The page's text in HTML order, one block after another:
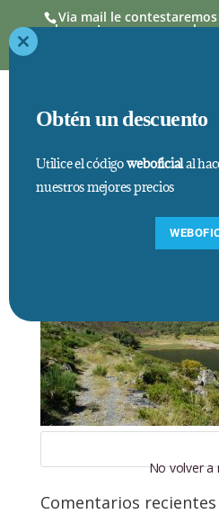
Via mail le
horas. Las reservas se
Comentarios recientes
Close
Obtén un descuento
Utilice el códigoweboficialal
nuestros mejores precios
No volver a